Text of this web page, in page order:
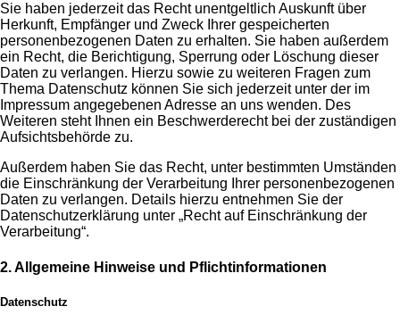
Sie haben jederzeit das Recht unentgeltlich Auskunft über
Herkunft, Empfänger und Zweck Ihrer gespeicherten
personenbezogenen Daten zu erhalten. Sie haben außerdem
ein Recht, die Berichtigung, Sperrung oder Löschung dieser
Daten zu verlangen. Hierzu sowie zu weiteren Fragen zum
Thema Datenschutz können Sie sich jederzeit unter der im
Impressum angegebenen Adresse an uns wenden. Des
Weiteren steht Ihnen ein Beschwerderecht bei der zuständigen
Aufsichtsbehörde zu.
Außerdem haben Sie das Recht, unter bestimmten Umständen
die Einschränkung der Verarbeitung Ihrer personenbezogenen
Daten zu verlangen. Details hierzu entnehmen Sie der
Datenschutzerklärung unter „Recht auf Einschränkung der
Verarbeitung“.
2. Allgemeine Hinweise und Pflichtinformationen
Datenschutz